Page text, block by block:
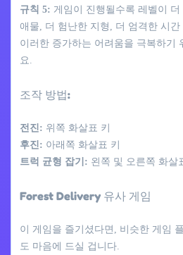
규칙 5: 게임이 진행될수록 레벨이
애물, 더 험난한 지형, 더 엄격한 시간
이러한 증가하는 어려움을 극복하기
요.
조작 방법:
전진: 위쪽 화살표 키
후진: 아래쪽 화살표 키
트럭 균형 잡기: 왼쪽 및 오른쪽 화살
Forest Delivery 유사 게임
이 게임을 즐기셨다면, 비슷한 게임
도 마음에 드실 겁니다.